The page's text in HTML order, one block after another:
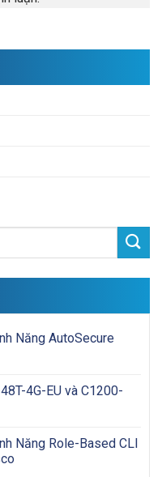
Năng AutoSecure
4G-EU và C1200-
Năng Role-Based CLI